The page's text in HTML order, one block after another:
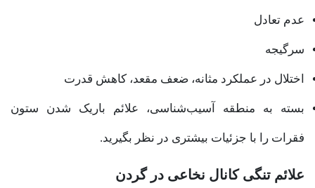
عدم تعادل
سرگیجه
اختلال در عملکرد مثانه، ضعف مقعد، کاهش قدرت
بسته به منطقه آسیب‌شناسی، علائم باریک شدن ستون
فقرات را با جزئیات بیشتری در نظر بگیرید.
علائم تنگی کانال نخاعی در گردن